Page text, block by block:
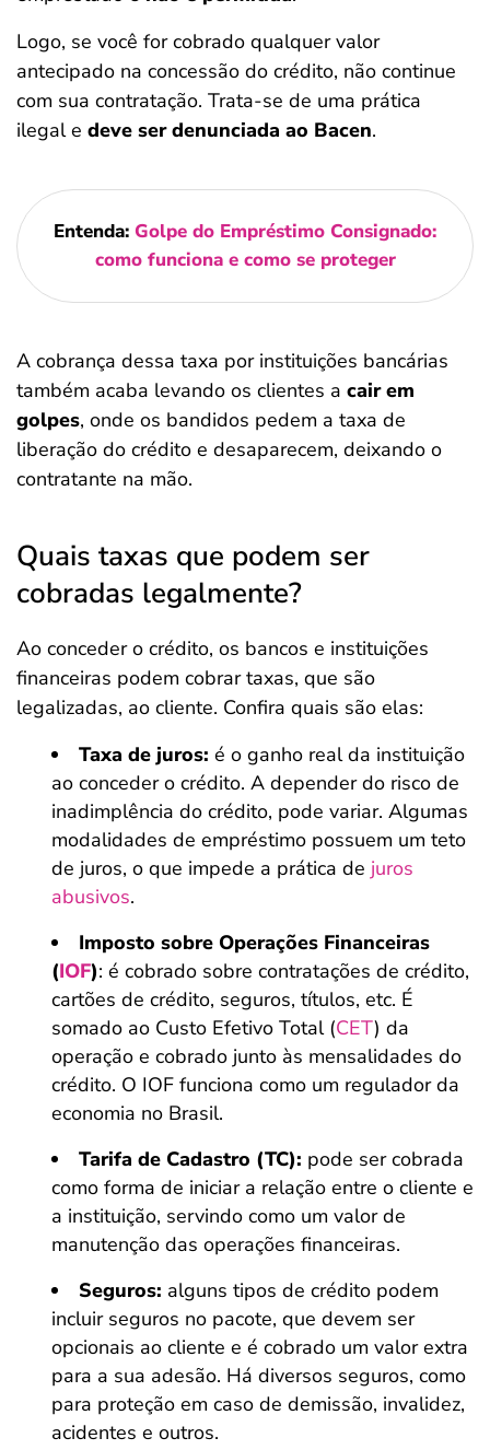
Logo, se você for cobrado qualquer valor
antecipado na concessão do crédito, não continue
com sua contratação. Trata-se de uma prática
ilegal e deve ser denunciada ao Bacen.
Entenda: Golpe do Empréstimo Consignado:
como funciona e como se proteger
A cobrança dessa taxa por instituições bancárias
também acaba levando os clientes a cair em
golpes, onde os bandidos pedem a taxa de
liberação do crédito e desaparecem, deixando o
contratante na mão.
Quais taxas que podem ser
cobradas legalmente?
Ao conceder o crédito, os bancos e instituições
financeiras podem cobrar taxas, que são
legalizadas, ao cliente. Confira quais são elas:
Taxa de juros: é o ganho real da instituição
ao conceder o crédito. A depender do risco de
inadimplência do crédito, pode variar. Algumas
modalidades de empréstimo possuem um teto
de juros, o que impede a prática de juros
abusivos.
Imposto sobre Operações Financeiras
(IOF): é cobrado sobre contratações de crédito,
cartões de crédito, seguros, títulos, etc. É
somado ao Custo Efetivo Total (CET) da
operação e cobrado junto às mensalidades do
crédito. O IOF funciona como um regulador da
economia no Brasil.
Tarifa de Cadastro (TC): pode ser cobrada
como forma de iniciar a relação entre o cliente e
a instituição, servindo como um valor de
manutenção das operações financeiras.
Seguros: alguns tipos de crédito podem
incluir seguros no pacote, que devem ser
opcionais ao cliente e é cobrado um valor extra
para a sua adesão. Há diversos seguros, como
para proteção em caso de demissão, invalidez,
acidentes e outros.